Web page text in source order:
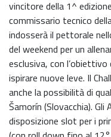
vincitore della 1^
commissario tecnico
indosserà il pettorale
del weekend per un
esclusiva, con
ispirare nuove leve. Il
anche la possibilità di
Šamorín (Slovacchia).
disposizione slot per i